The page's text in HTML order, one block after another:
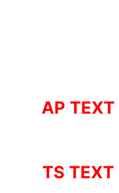
AP TEXT
TS TEXT